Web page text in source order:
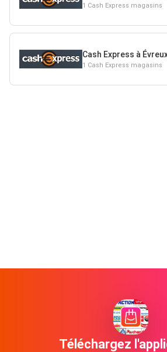
1 Cash Express magasins
Cash Express à
1 Cash Express magasins
Téléchargez